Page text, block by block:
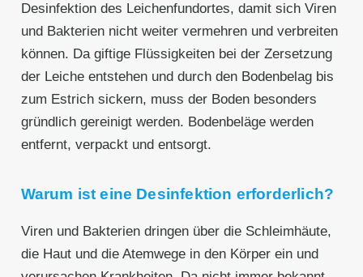
Desinfektion des Leichenfundortes, damit sich Viren
und Bakterien nicht weiter vermehren und verbreiten
können. Da giftige Flüssigkeiten bei der Zersetzung
der Leiche entstehen und durch den Bodenbelag bis
zum Estrich sickern, muss der Boden besonders
gründlich gereinigt werden. Bodenbeläge werden
entfernt, verpackt und entsorgt.
Warum ist eine Desinfektion erforderlich?
Viren und Bakterien dringen über die Schleimhäute,
die Haut und die Atemwege in den Körper ein und